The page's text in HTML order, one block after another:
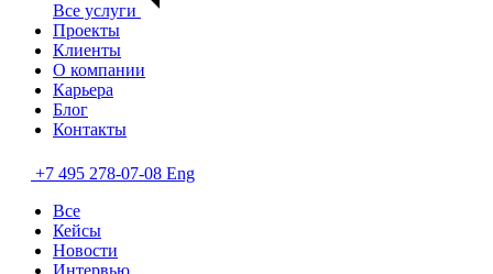
Все услуги
Проекты
Клиенты
О компании
Карьера
Блог
Контакты
+7 495 278-07-08 Eng
Все
Кейсы
Новости
Интервью